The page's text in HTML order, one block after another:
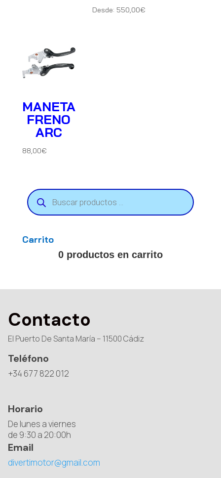
Desde: 550,00€
MANETA
FRENO
ARC
88,00€
Búsqueda
de
productos
Carrito
0 productos en carrito
Contacto
El Puerto De Santa María – 11500 Cádiz
Teléfono
+34 677 822 012
Horario
De lunes a viernes
de 9:30 a 20:00h
Email
divertimotor@gmail.com